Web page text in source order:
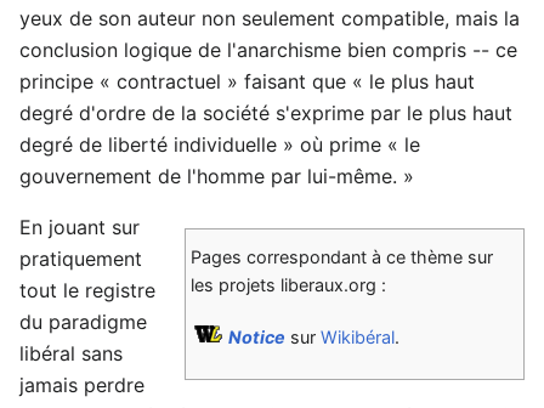
yeux de son auteur non seulement compatible, mais la
conclusion logique de l'anarchisme bien compris -- ce
principe « contractuel » faisant que « le plus haut
degré d'ordre de la société s'exprime par le plus haut
degré de liberté individuelle » où prime « le
gouvernement de l'homme par lui-même. »
Pages correspondant à ce thème sur
les projets liberaux.org :
Notice sur Wikibéral.
En jouant sur
pratiquement
tout le registre
du paradigme
libéral sans
jamais perdre